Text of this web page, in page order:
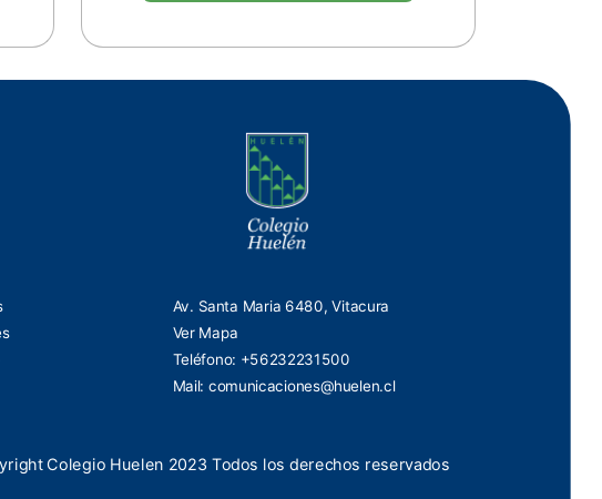
Av. Santa Maria 6480, Vitacura
Ver Mapa
Teléfono: +56232231500
Mail:comunicaciones@huelen.cl
Colegio Huelen 2023 Todos los derechos reservados